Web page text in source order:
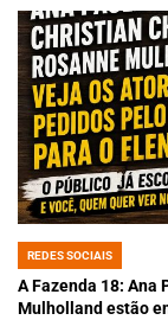
POSTED
IN
REDES SOCIAIS
A Fazenda 18: Ana
Mulholland estão